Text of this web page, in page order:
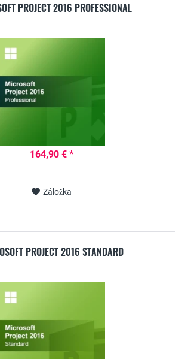
PROJECT 2016 PROFESSIONAL
164,90 € *
Záložka
PROJECT 2016 STANDARD